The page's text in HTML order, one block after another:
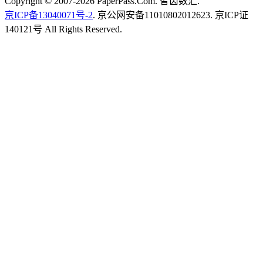
京ICP备13040071号-2. 京公网安备11010802012623. 京ICP证
140121号 All Rights Reserved.